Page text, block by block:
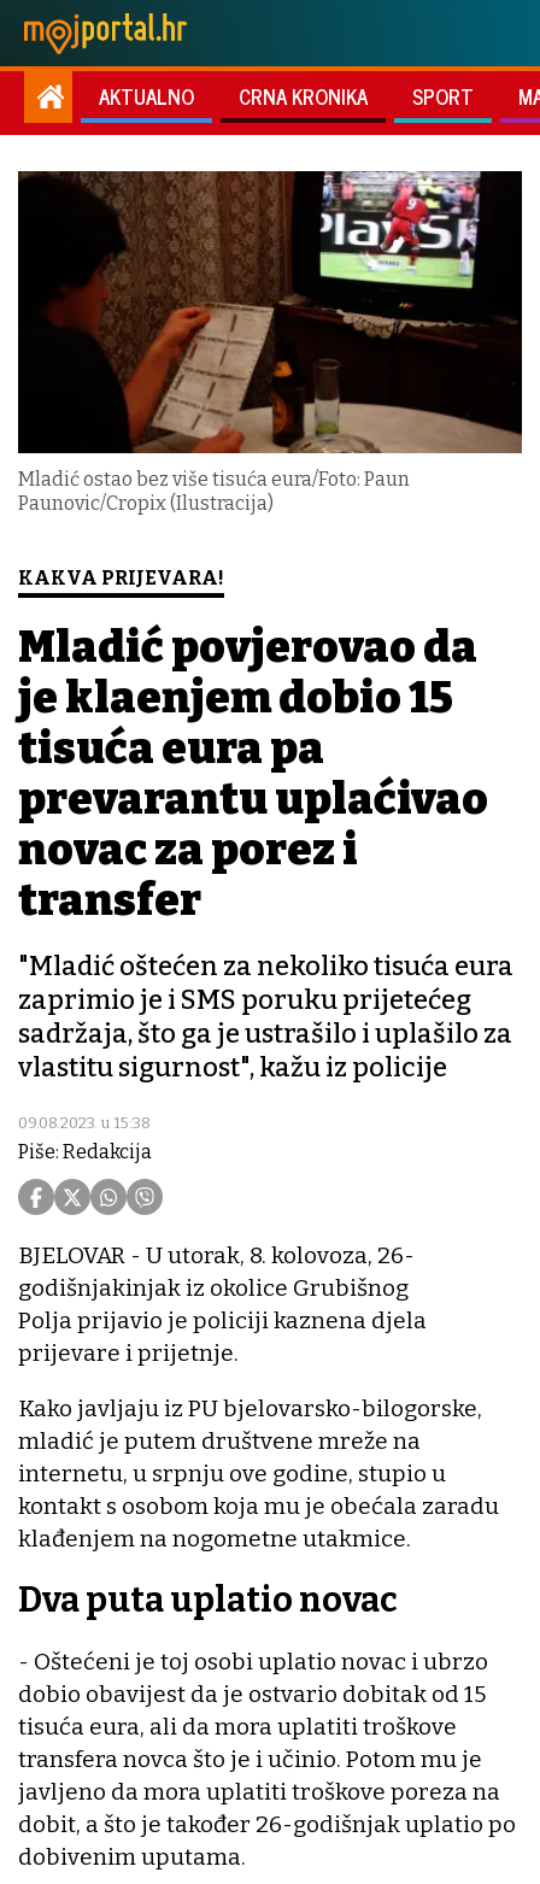
AKTUALNO CRNA KRONIKA SPORT
Mladić ostao bez više tisuća eura/Foto: Paun
Paunovic/Cropix (Ilustracija)
KAKVA PRIJEVARA!
Mladić povjerovao da
je klađenjem dobio 15
tisuća eura pa
prevarantu uplaćivao
novac za porez i
transfer
"Mladić oštećen za nekoliko tisuća eura
zaprimio je i SMS poruku prijetećeg
sadržaja, što ga je ustrašilo i uplašilo za
vlastitu sigurnost", kažu iz policije
09.08.2023. u 15:38
Piše: Redakcija
BJELOVAR - U utorak, 8. kolovoza, 26-
godišnjakinjak iz okolice Grubišnog
Polja prijavio je policiji kaznena djela
prijevare i prijetnje.
Kako javljaju iz PU bjelovarsko-bilogorske,
mladić je putem društvene mreže na
internetu, u srpnju ove godine, stupio u
kontakt s osobom koja mu je obećala zaradu
klađenjem na nogometne utakmice.
Dva puta uplatio novac
- Oštećeni je toj osobi uplatio novac i ubrzo
dobio obavijest da je ostvario dobitak od 15
tisuća eura, ali da mora uplatiti troškove
transfera novca što je i učinio. Potom mu je
javljeno da mora uplatiti troškove poreza na
dobit, a što je također 26-godišnjak uplatio po
dobivenim uputama.